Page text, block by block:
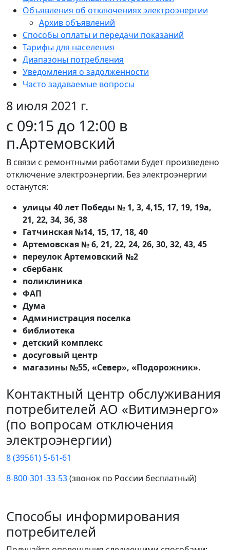
Объявления об отключениях электроэнергии
Архив объявлений
Способы оплаты и передачи показаний
Тарифы для населения
Диапазоны потребления
Уведомления о задолженности
Часто задаваемые вопросы
8 июля 2021 г.
с 09:15 до 12:00 в
п.Артемовский
В связи с ремонтными работами будет произведено
отключение электроэнергии. Без электроэнергии
останутся:
улицы 40 лет Победы № 1, 3, 4,15, 17, 19, 19а,
21, 22, 34, 36, 38
Гатчинская №14, 15, 17, 18, 40
Артемовская № 6, 21, 22, 24, 26, 30, 32, 43, 45
переулок Артемовский №2
сбербанк
поликлиника
ФАП
Дума
Администрация поселка
библиотека
детский комплекс
досуговый центр
магазины №55, «Север», «Подорожник».
Контактный центр обслуживания
потребителей АО «Витимэнерго»
(по вопросам отключения
электроэнергии)
8 (39561) 5-61-61
8-800-301-33-53(звонок по России бесплатный)
Способы информирования
потребителей